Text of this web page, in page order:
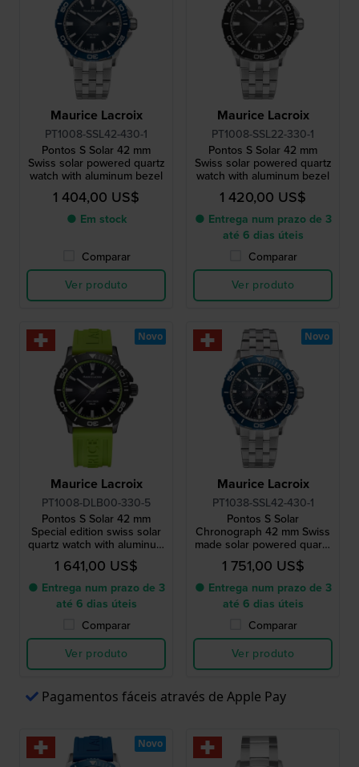
Maurice Lacroix
PT1008-SSL42-430-1
Pontos S Solar 42 mm
Swiss solar powered quartz
watch with aluminum bezel
1 404,00 US$
● Em stock
Comparar
Ver produto
Maurice Lacroix
PT1008-SSL22-330-1
Pontos S Solar 42 mm
Swiss solar powered quartz
watch with aluminum bezel
1 420,00 US$
● Entrega num prazo de 3
até 6 dias úteis
Comparar
Ver produto
Maurice Lacroix
PT1008-DLB00-330-5
Pontos S Solar 42 mm
Special edition swiss solar
quartz watch with aluminum
bezel
1 641,00 US$
● Entrega num prazo de 3
até 6 dias úteis
Comparar
Ver produto
Novo
Maurice Lacroix
PT1038-SSL42-430-1
Pontos S Solar
Chronograph 42 mm Swiss
made solar powered quartz
chronograph
1 751,00 US$
● Entrega num prazo de 3
até 6 dias úteis
Comparar
Ver produto
Novo
Pagamentos fáceis através de Apple Pay
Novo